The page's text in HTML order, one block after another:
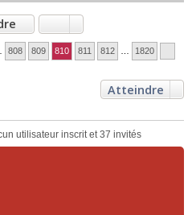
808 809 810 811 812 … 1820
Atteindre
utilisateur inscrit et 37 invités